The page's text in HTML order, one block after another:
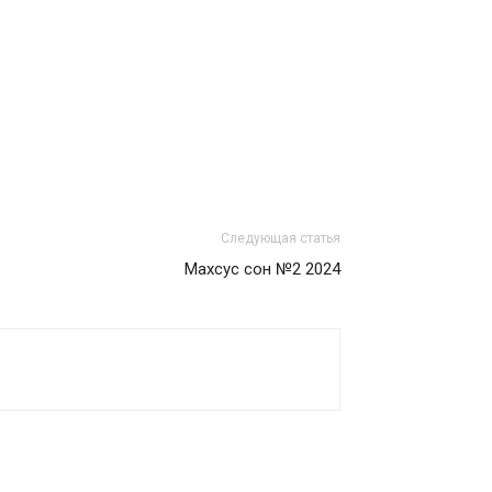
Следующая статья
Mахсус сон №2 2024